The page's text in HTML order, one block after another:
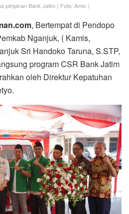
pimpinan Bank Jatim ( Foto: Amin )
, Bertempat di Pendopo
Nganjuk, ( Kamis,
Sri Handoko Taruna, S.STP,
program CSR Bank Jatim
oleh Direktur Kepatuhan